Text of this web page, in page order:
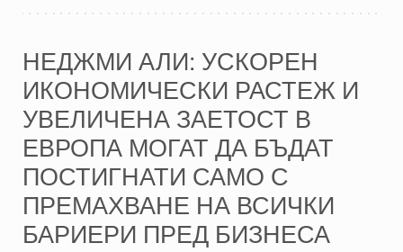
НЕДЖМИ АЛИ: УСКОРЕН
ИКОНОМИЧЕСКИ РАСТЕЖ И
УВЕЛИЧЕНА ЗАЕТОСТ В
ЕВРОПА МОГАТ ДА БЪДАТ
ПОСТИГНАТИ САМО С
ПРЕМАХВАНЕ НА ВСИЧКИ
БАРИЕРИ ПРЕД БИЗНЕСА